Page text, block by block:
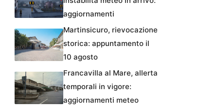
aggiornamenti
Martinsicuro, rievocazione
storica: appuntamento il
10 agosto
Francavilla al Mare, allerta
temporali in vigore:
aggiornamenti meteo